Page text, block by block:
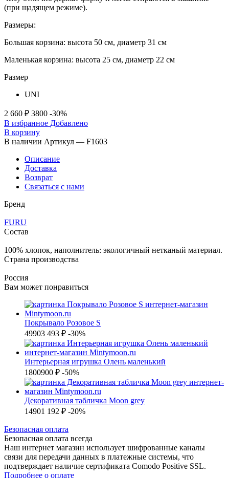
(при щадящем режиме).
Размеры:
Большая корзина: высота 50 см, диаметр 31 см
Маленькая корзина: высота 25 см, диаметр 22 см
Размер
UNI
2 660 ₽ 3800 -30%
В избранное Добавлено
В корзину
В наличии Артикул — F1603
Описание
Доставка
Возврат
Связаться с нами
Бренд
FURU
Состав
100% хлопок, наполнитель: экологичный нетканый материал.
Страна производства
Россия
Вам может понравиться
Покрывало Розовое S
49903 493 ₽ -30%
Интерьерная игрушка Олень маленький
1800900 ₽ -50%
Декоративная табличка Moon grey
14901 192 ₽ -20%
Безопасная оплата
Безопасная оплата всегда
Наш интернет магазин использует шифрованные каналы
связи для передачи данных в платежные системы, что
подтверждает наличие сертификата Comodo Positive SSL.
Подробнее о оплате